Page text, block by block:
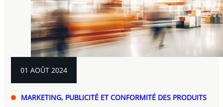
01 AOÛT 2024
MARKETING, PUBLICITÉ ET CONFORMITÉ DES PRODUITS